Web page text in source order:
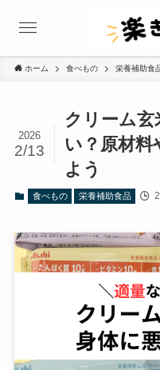
ホーム 食べもの 栄養補助食
クリーム
い？原材料
よう
2026
2/13
食べもの 栄養補助食品